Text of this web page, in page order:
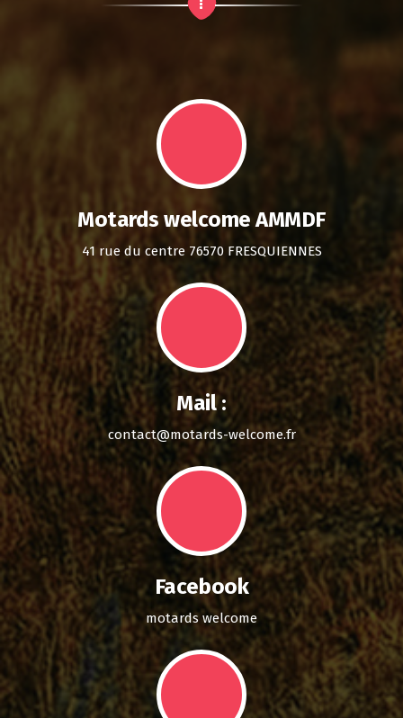
Motards welcome AMMDF
41 rue du centre 76570 FRESQUIENNES
Mail :
contact@motards-welcome.fr
Facebook
motards welcome